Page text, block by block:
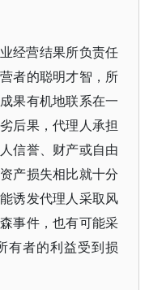
经营结果所负责任
者的聪明才智，所
果有机地联系在一
后果，代理人承担
信誉、财产或自由
产损失相比就十分
诱发代理人采取风
事件，也有可能采
有者的利益受到损